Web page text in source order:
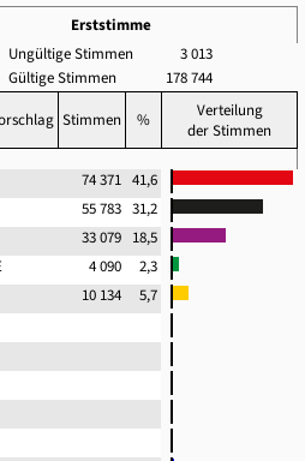
Erststimme
Ungültige Stimmen
3 013
Gültige Stimmen
178 744
Stimmen %
Verteilung
der Stimmen
74 371 41,6
55 783 31,2
33 079 18,5
4 090
2,3
10 134
5,7